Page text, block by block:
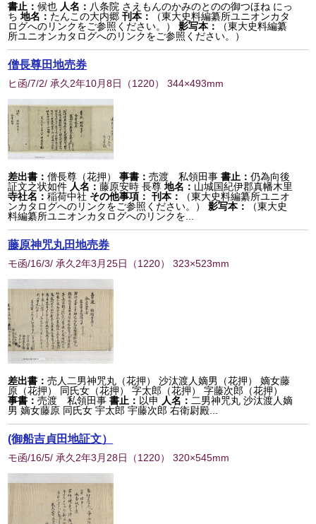
書止：候也 人名： 八条院 さえもんのかみのとのの御つほね にっ
ち 地名： たんこの大内郷 刊本：
（東大史料編纂所ユニオンカタ
ログへのリンクをご参照ください。）
影写本：
（東大史料編纂
所ユニオンカタログへのリンクをご参照ください。）
僧長尊田地売券
ヒ函/7/2/ 承久2年10月8日 （1220） 344×493mm
差出書：僧長尊（花押） 事書：売渡 私領田事書止：仍為向後
証文之状如件 人名：藤原安時 長尊 地名： 山城国紀伊郡真幡木里
寺社名：稲荷中社 その他事項： 刊本：
（東大史料編纂所ユニオ
ンカタログへのリンクをご参照ください。）
影写本：
（東大史
料編纂所ユニオンカタログへのリンクを...
藤原神咒丸田地売券
モ函/16/3/ 承久2年3月25日 （1220） 323×523mm
差出書：売人二男神咒丸（花押） 沙汰渡人嫡男（花押） 嫡女藤
原（花押） 同氏女（花押） 字太郎（花押） 字藤次郎（花押）
事書：売渡 私領田事 書止： 以申 人名： 二男神咒丸 沙汰渡人嫡
男 嫡女藤原 同氏女 宇太郎 宇藤次郎 右衛尉殿...
(御船吉貞田地証文）
モ函/16/5/ 承久2年3月28日 （1220） 320×545mm